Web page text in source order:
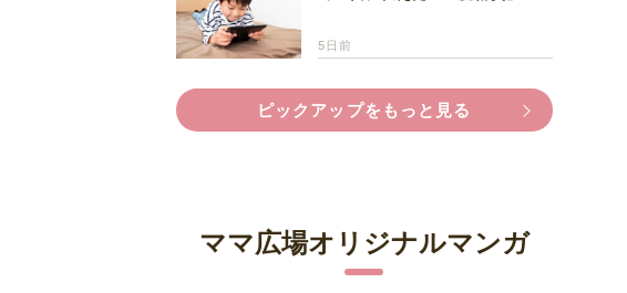
5日前
ピックアップをもっと見る
ママ広場オリジナルマンガ